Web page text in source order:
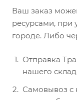
Ваш заказ
ресурсами, при
городе. Либо
Отправка
нашего
Самовывоз с